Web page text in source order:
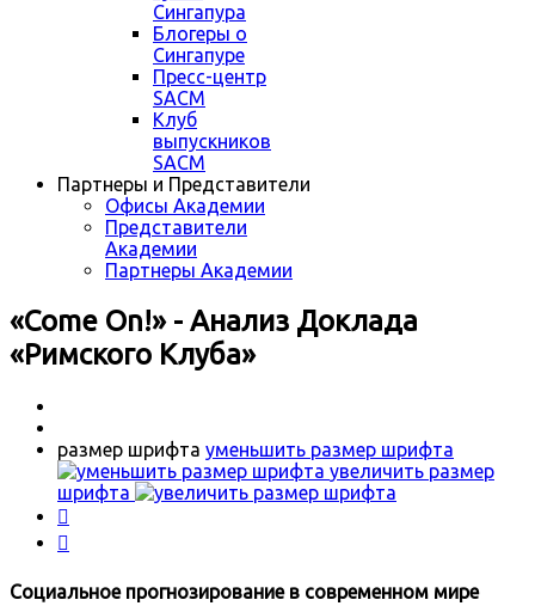
Сингапура
Блогеры о
Сингапуре
Пресс-центр
SACM
Клуб
выпускников
SACM
Партнеры и Представители
Офисы Академии
Представители
Академии
Партнеры Академии
«Come On!» - Анализ Доклада
«Римского Клуба»
размер шрифта уменьшить размер шрифта
увеличить размер
шрифта


Социальное прогнозирование в современном мире